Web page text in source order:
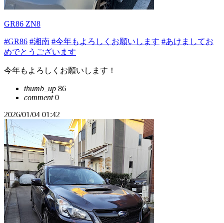
GR86 ZN8
#GR86 #湘南 #今年もよろしくお願いします #あけましてお
めでとうございます
今年もよろしくお願いします！
thumb_up 86
comment0
2026/01/04 01:42